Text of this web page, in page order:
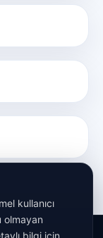
kullanıcı
olmayan
bilgi için